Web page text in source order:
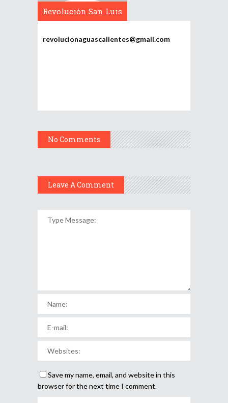
Revolución San Luis
revolucionaguascalientes@gmail.com
No Comments
Leave A Comment
Save my name, email, and website in this
browser for the next time I comment.